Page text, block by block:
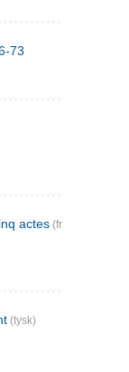
73
actes (fransk)
(tysk)